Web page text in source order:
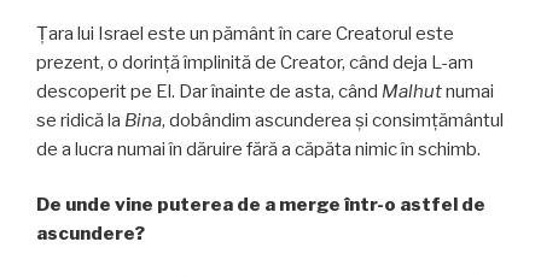
Țara lui Israel este un pământ în care Creatorul este
prezent, o dorință împlinită de Creator, când deja L-am
descoperit pe El. Dar înainte de asta, când Malhutnumai
se ridică la Bina, dobândim ascunderea și consimțământul
de a lucra numai în dăruire fără a căpăta nimic în schimb.
De unde vine puterea de a merge într-o astfel de
ascundere?